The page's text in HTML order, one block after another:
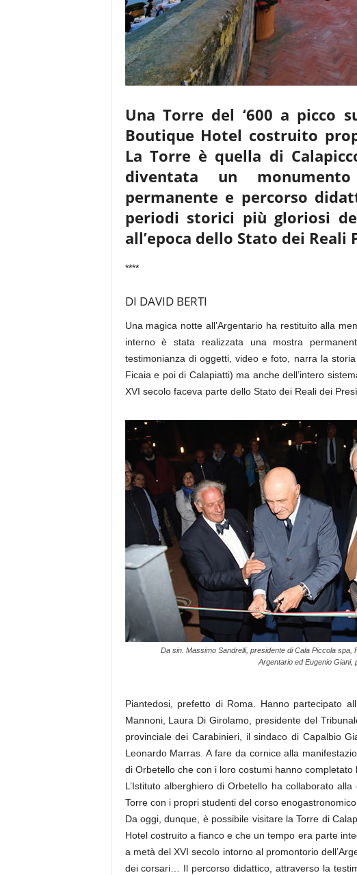
Una Torre del ‘600 a picco
Boutique Hotel costruito
La Torre è quella di
diventata un
permanente e percorso
periodi storici più gloriosi
all’epoca dello Stato dei Reali
****
DI DAVID BERTI
Una magica notte all’Argentario ha restituito alla
interno è stata realizzata una mostra
testimonianza di oggetti, video e foto, narra la
Ficaia e poi di Calapiatti) ma anche dell’intero
XVI secolo faceva parte dello Stato dei Reali dei
Da sin. Massimo Sandrelli, presidente di Cala Piccola spa,
Argentario ed Eugenio Giani,
Piantedosi, prefetto di Roma. Hanno partecipato
Mannoni, Laura Di Girolamo, presidente del
provinciale dei Carabinieri, il sindaco di Capalbio
Leonardo Marras. A fare da cornice alla
di Orbetello che con i loro costumi hanno completato
L’Istituto alberghiero di Orbetello ha collaborato
Torre con i propri studenti del corso enogastronomico.
Da oggi, dunque, è possibile visitare la Torre di
Hotel costruito a fianco e che un tempo era parte
a metà del XVI secolo intorno al promontorio
dei corsari… Il percorso didattico, attraverso la